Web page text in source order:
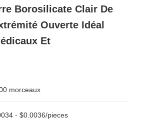
Borosilicate Clair De
Ouverte Idéal
Et
morceaux
- $0.0036/pieces